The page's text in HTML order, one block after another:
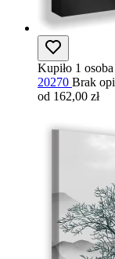
Kupiło 1 osoba
20270 Brak
od 162,00 zł